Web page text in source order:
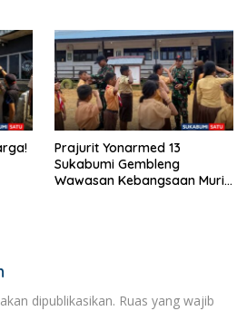
Prajurit Yonarmed 13
Sukabumi Gembleng
Wawasan Kebangsaan Murid
dipublikasikan. Ruas yang wajib